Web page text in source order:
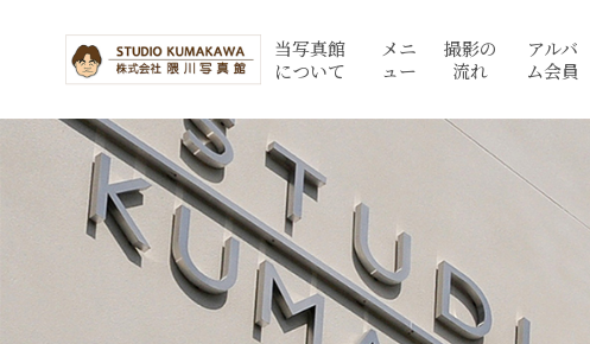
当写真館
について
メニ
ュー
撮影の
流れ
アルバ
ム会員